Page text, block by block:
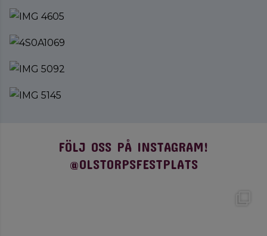
FÖLJ OSS PÅ INSTAGRAM!
@OLSTORPSFESTPLATS